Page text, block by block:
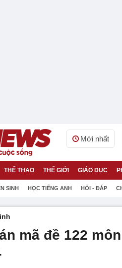
Mới nhất
THỂ THAO THẾ GIỚI GIÁO DỤC
SINH HỌC TIẾNG ANH HỎI - ĐÁP
mã đề 122